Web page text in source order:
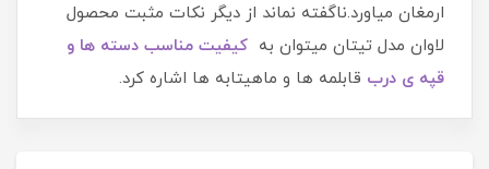
ارمغان میاورد.ناگفته نماند از دیگر نکات مثبت محصول
لاوان مدل تیتان میتوان به کیفیت مناسب دسته ها و
قپه ی درب قابلمه ها و ماهیتابه ها اشاره کرد.